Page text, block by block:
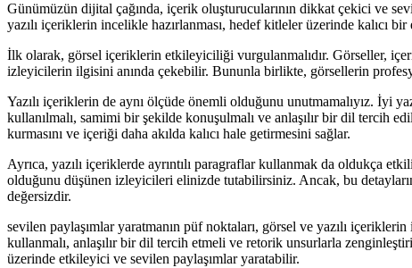
Günümüzün dijital çağında, içerik oluşturucularının dikkat çekici ve
yazılı içeriklerin incelikle hazırlanması, hedef kitleler üzerinde kalıcı bir
İlk olarak, görsel içeriklerin etkileyiciliği vurgulanmalıdır. Görseller,
izleyicilerin ilgisini anında çekebilir. Bununla birlikte, görsellerin
Yazılı içeriklerin de aynı ölçüde önemli olduğunu unutmamalıyız. İyi
kullanılmalı, samimi bir şekilde konuşulmalı ve anlaşılır bir dil tercih
kurmasını ve içeriği daha akılda kalıcı hale getirmesini sağlar.
Ayrıca, yazılı içeriklerde ayrıntılı paragraflar kullanmak da oldukça
olduğunu düşünen izleyicileri elinizde tutabilirsiniz. Ancak, bu
değersizdir.
sevilen paylaşımlar yaratmanın püf noktaları, görsel ve yazılı
kullanmalı, anlaşılır bir dil tercih etmeli ve retorik unsurlarla
üzerinde etkileyici ve sevilen paylaşımlar yaratabilir.